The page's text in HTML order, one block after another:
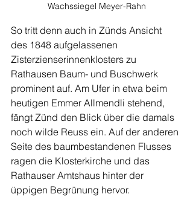
Wachssiegel Meyer-Rahn
So tritt denn auch in Zünds Ansicht
des 1848 aufgelassenen
Zisterzienserinnenklosters zu
Rathausen Baum- und Buschwerk
prominent auf. Am Ufer in etwa beim
heutigen Emmer Allmendli stehend,
fängt Zünd den Blick über die damals
noch wilde Reuss ein. Auf der anderen
Seite des baumbestandenen Flusses
ragen die Klosterkirche und das
Rathauser Amtshaus hinter der
üppigen Begrünung hervor.